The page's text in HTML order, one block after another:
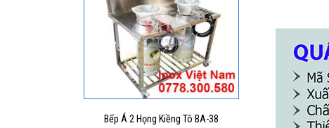
Bếp Á 2 Họng Kiềng Tô BA-38